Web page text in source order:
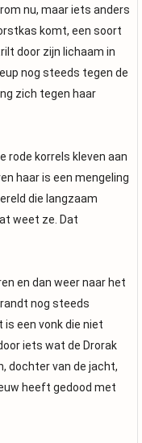
nu, maar iets anders
komt, een soort
door zijn lichaam in
nog steeds tegen de
zich tegen haar
rode korrels kleven aan
haar is een mengeling
die langzaam
weet ze. Dat
en dan weer naar het
nog steeds
is een vonk die niet
iets wat de Drorak
dochter van de jacht,
heeft gedood met